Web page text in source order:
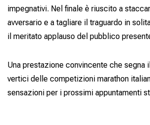
impegnativi. Nel finale è riuscito a
avversario e a tagliare il traguardo in
il meritato applauso del pubblico
Una prestazione convincente che segna
vertici delle competizioni marathon
sensazioni per i prossimi appuntamenti